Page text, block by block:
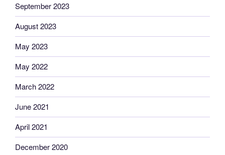
September 2023
August 2023
May 2023
May 2022
March 2022
June 2021
April 2021
December 2020